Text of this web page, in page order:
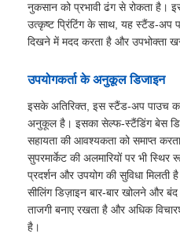
नुकसान को प्रभावी ढंग से रोकता है।
उत्कृष्ट प्रिंटिंग के साथ, यह स्टैंड-अप
दिखने में मदद करता है और उपभोक्ता
उपयोगकर्ता के अनुकूल डिजाइन
इसके अतिरिक्त, इस स्टैंड-अप पाउच
अनुकूल है। इसका सेल्फ-स्टैंडिंग बेस
सहायता की आवश्यकता को समाप्त
सुपरमार्केट की अलमारियों पर भी
प्रदर्शन और उपयोग की सुविधा मिलती
सीलिंग डिज़ाइन बार-बार खोलने और
ताजगी बनाए रखता है और अधिक
है।